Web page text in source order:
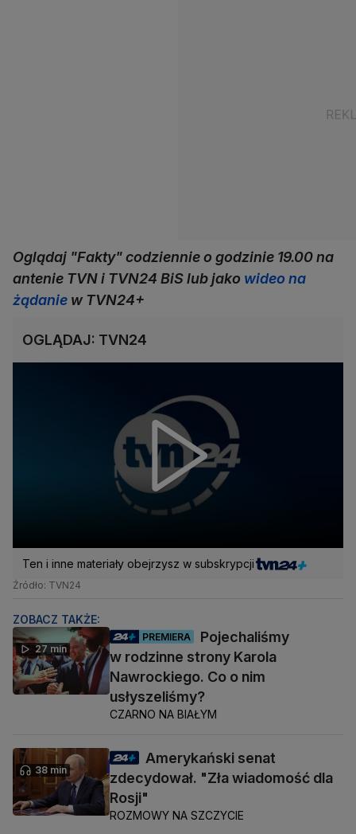
Oglądaj "Fakty" codziennie o godzinie 19.00 na
antenie TVN i TVN24 BiS lub jako wideo na
żądanie w TVN24+
OGLĄDAJ: TVN24
Ten i inne materiały obejrzysz w subskrypcji
Źródło: TVN24
ZOBACZ TAKŻE:
27 min
PREMIERA
Pojechaliśmy
w rodzinne strony Karola
Nawrockiego. Co o nim
usłyszeliśmy?
CZARNO NA BIAŁYM
38 min
Amerykański senat
zdecydował. "Zła wiadomość dla
Rosji"
ROZMOWY NA SZCZYCIE